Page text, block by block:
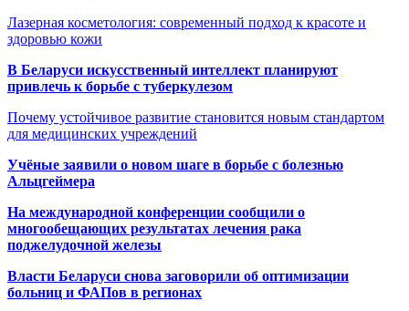
Лазерная косметология: современный подход к красоте и
здоровью кожи
В Беларуси искусственный интеллект планируют
привлечь к борьбе с туберкулезом
Почему устойчивое развитие становится новым стандартом
для медицинских учреждений
Учёные заявили о новом шаге в борьбе с болезнью
Альцгеймера
На международной конференции сообщили о
многообещающих результатах лечения рака
поджелудочной железы
Власти Беларуси снова заговорили об оптимизации
больниц и ФАПов в регионах